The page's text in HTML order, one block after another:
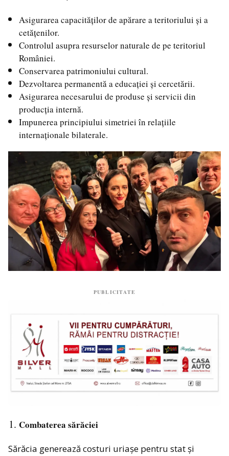
Asigurarea capacităților de apărare a teritoriului și a
cetățenilor.
Controlul asupra resurselor naturale de pe teritoriul
României.
Conservarea patrimoniului cultural.
Dezvoltarea permanentă a educației și cercetării.
Asigurarea necesarului de produse și servicii din
producția internă.
Impunerea principiului simetriei în relațiile
internaționale bilaterale.
PUBLICITATE
Combaterea sărăciei
Sărăcia generează costuri uriașe pentru stat și